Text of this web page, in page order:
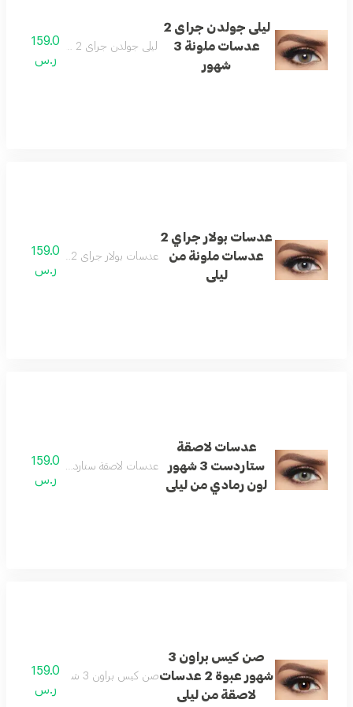
ليلى جولدن جراى 2
عدسات ملونة 3
شهور
ليلى جولدن جراى 2 عدسات ملونة 3 شهور
159.0
ر.س
عدسات بولار جراي 2
عدسات ملونة من
ليلى
عدسات بولار جراي 2 عدسات ملونة من ليلى
159.0
ر.س
عدسات لاصقة
ستاردست 3 شهور
لون رمادي من ليلى
عدسات لاصقة ستاردست 3 شهور لون رمادي من ليلى159.0
ر.س
صن كيس براون 3
شهور عبوة 2 عدسات
لاصقة من ليلى
صن كيس براون 3 شهور عبوة 2 عدسات لاصقة من ليلى
159.0
ر.س